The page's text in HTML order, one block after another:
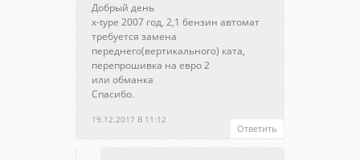
19.12.2017 В 11:12
Добрый день
x-type 2007 год, 2,1 бензин автомат
требуется замена
переднего(вертикального) ката,
перепрошивка на евро 2
или обманка
Спасибо.
Ответить